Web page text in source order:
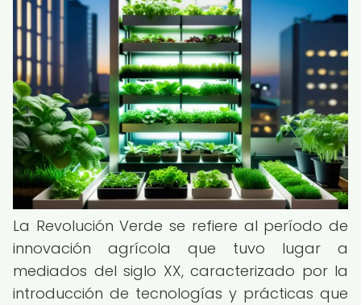
La Revolución Verde se refiere al período de
innovación agrícola que tuvo lugar a
mediados del siglo XX, caracterizado por la
introducción de tecnologías y prácticas que